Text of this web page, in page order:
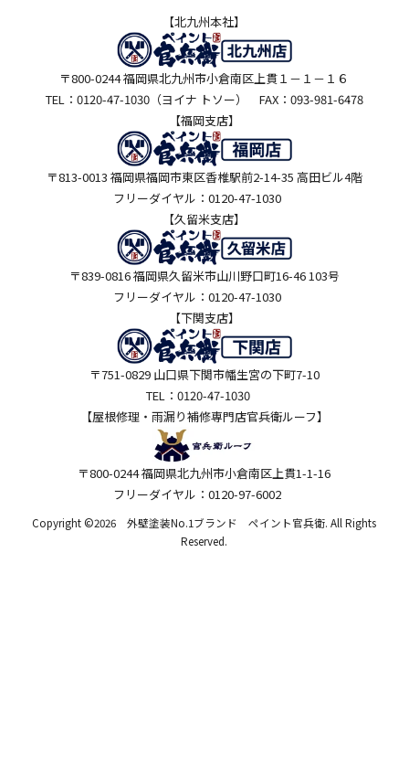
【北九州本社】
〒800-0244 福岡県北九州市小倉南区上貫１－１－１６
TEL：0120-47-1030（ヨイナ トソー） FAX：093-981-6478
【福岡支店】
〒813-0013 福岡県福岡市東区香椎駅前2-14-35 高田ビル4階
フリーダイヤル：0120-47-1030
【久留米支店】
〒839-0816 福岡県久留米市山川野口町16-46 103号
フリーダイヤル：0120-47-1030
【下関支店】
〒751-0829 山口県下関市幡生宮の下町7-10
TEL：0120-47-1030
【屋根修理・雨漏り補修専門店官兵衛ルーフ】
〒800-0244 福岡県北九州市小倉南区上貫1-1-16
フリーダイヤル：0120-97-6002
Copyright ©2026 外壁塗装No.1ブランド ペイント官兵衛. All Rights
Reserved.